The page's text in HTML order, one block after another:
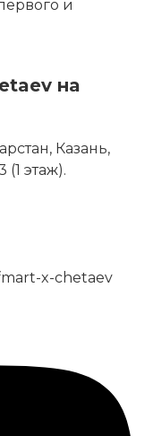
и
на
Казань,
(1 этаж).
x-chetaev